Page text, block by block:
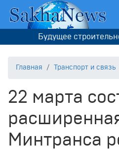
Будущее
Главная Транспорт и связь
22 марта
Минтранса